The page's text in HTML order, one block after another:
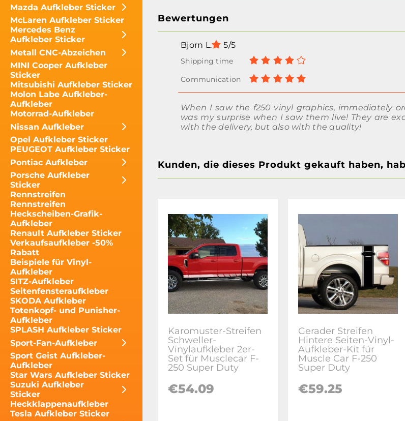
Mazda Aufkleber Sticker
McLaren Aufkleber Sticker
Mercedes Benz
Aufkleber Sticker
Metall CNC-Abzeichen
MINI Cooper Aufkleber
Sticker
Mitsubishi Aufkleber Sticker
Molon Labe Aufkleber-
Aufkleber
Motorrad-Aufkleber
Nissan Aufkleber
Opel Aufkleber Sticker
PEUGEOT Aufkleber Sticker
Pontiac Aufkleber
Porsche Aufkleber
Sticker
Rennstreifen
Rennstreifen
Heckscheiben-Grafik-
Aufkleber
Renault Aufkleber Sticker
Verkaufsaufkleber -50%
Rabatt
Beispiele für Vinyl-
Aufkleber
SITZ-Aufkleber
Seitenfensteraufkleber
SKODA Aufkleber
Totenkopf- und Punisher-
Aufkleber
SPLASH Aufkleber Sticker
Sport-Fan-Aufkleber
Sport Geist Aufkleber-
Aufkleber
Star Wars Aufkleber Sticker
Suzuki Aufkleber
Sticker
Heckklappenaufkleber
Tesla Aufkleber Sticker
Bewertungen
Bjorn L. 5/5
When I saw the f250 vinyl graphics, immediately
was my surprise when I saw them live! They are
with the delivery, but also with the quality!
Kunden, die dieses Produkt gekauft haben,
Karomuster-Streifen
Schweller-
Vinylaufkleber 2er-
Set für Musclecar F-
250 Super Duty
€54.09
Gerader Streifen
Hintere Seiten-Vinyl-
Aufkleber-Kit für
Muscle Car F-250
Super Duty
€59.25